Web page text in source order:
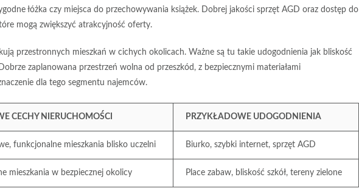
łóżka czy miejsca do przechowywania książek. Dobrej jakości sprzęt AGD oraz dostęp do
mogą zwiększyć atrakcyjność oferty.
przestronnych mieszkań w cichych okolicach. Ważne są tu takie udogodnienia jak bliskość
zaplanowana przestrzeń wolna od przeszkód, z bezpiecznymi materiałami
dla tego segmentu najemców.
CECHY NIERUCHOMOŚCI PRZYKŁADOWE UDOGODNIENIA
funkcjonalne mieszkania blisko uczelni Biurko, szybki internet, sprzęt AGD
mieszkania w bezpiecznej okolicy Place zabaw, bliskość szkół, tereny zielone